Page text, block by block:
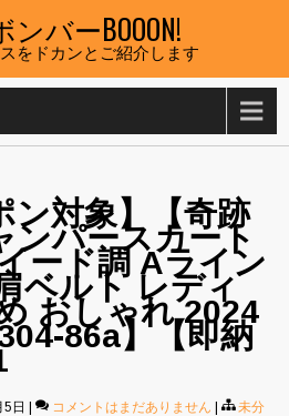
バーBOOON!
をドカンとご紹介します
ン対象】【奇跡
ンパースカート
ード調 Aライン
ベルト レディ
おしゃれ 2024
86a】【即納
日 コメントはまだありません
未分